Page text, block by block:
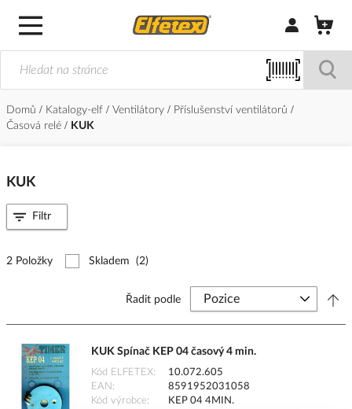
Přihlásit/
Domů Katalogy-elf Ventilátory
Příslušenství ventilátorů
Časová relé
KUK
KUK
2 Položky Skladem (2)
Řadit podle
KUK Spínač KEP 04 časový 4 min.
Kód ELFETEX
10.072.605
EAN
8591952031058
Kód výrobce
KEP 04 4MIN.
Filtr